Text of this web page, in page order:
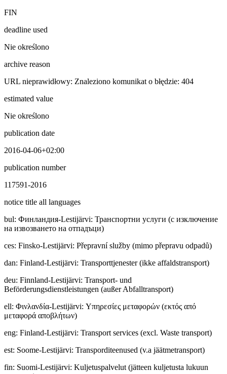
FIN
deadline used
Nie określono
archive reason
URL nieprawidłowy: Znaleziono komunikat o błędzie: 404
estimated value
Nie określono
publication date
2016-04-06+02:00
publication number
117591-2016
notice title all languages
bul: Финлaндия-Lestijärvi: Транспортни услуги (с изключение
на извозването на отпадъци)
ces: Finsko-Lestijärvi: Přepravní služby (mimo přepravu odpadů)
dan: Finland-Lestijärvi: Transporttjenester (ikke affaldstransport)
deu: Finnland-Lestijärvi: Transport- und
Beförderungsdienstleistungen (außer Abfalltransport)
ell: Φινλανδία-Lestijärvi: Υπηρεσίες μεταφορών (εκτός από
μεταφορά αποβλήτων)
eng: Finland-Lestijärvi: Transport services (excl. Waste transport)
est: Soome-Lestijärvi: Transporditeenused (v.a jäätmetransport)
fin: Suomi-Lestijärvi: Kuljetuspalvelut (jätteen kuljetusta lukuun